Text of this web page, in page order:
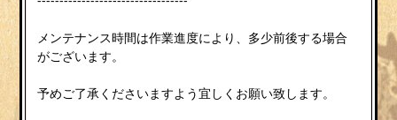
メンテナンス時間は作業進度により、多少前後する場合
がございます。
予めご了承くださいますよう宜しくお願い致します。